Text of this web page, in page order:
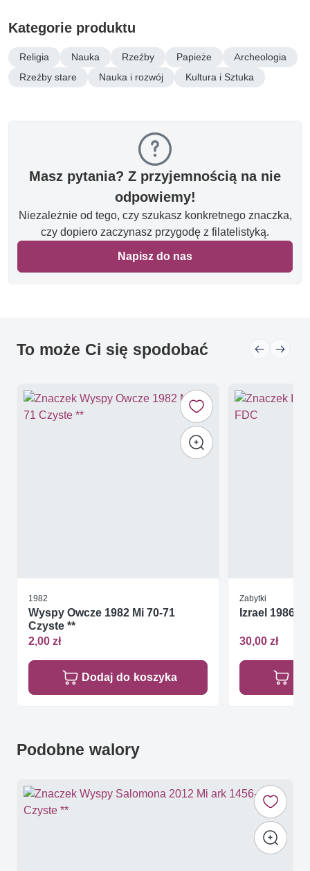
Kategorie produktu
Religia Nauka Rzeźby Papieże
Archeologia
Rzeźby stare
Nauka i rozwój Kultura i Sztuka
Masz pytania? Z przyjemnością na nie
odpowiemy!
Niezależnie od tego, czy szukasz konkretnego znaczka,
czy dopiero zaczynasz przygodę z filatelistyką.
Napisz do nas
To może Ci się spodobać
1982
Wyspy Owcze 1982 Mi 70-71
Czyste **
2,00 zł
Dodaj do koszyka
Zabytki
Izrael 1986
30,00 zł
Podobne walory